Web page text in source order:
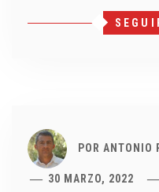
POR ANTONIO
30 MARZO, 2022